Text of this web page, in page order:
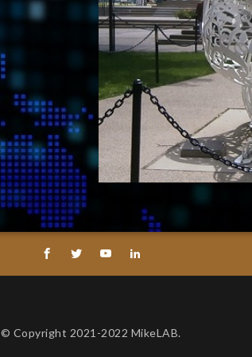
© Copyright 2021-2022 MikeLAB.